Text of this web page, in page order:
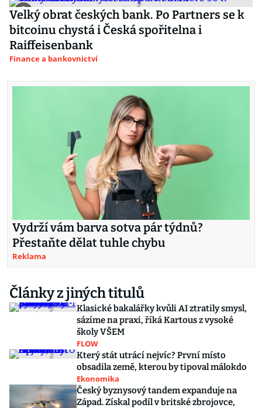
Velký obrat českých bank. Po Partners se k
bitcoinu chystá i Česká spořitelna i
Raiffeisenbank
Finance a bankovnictví
Vydrží vám barva sotva pár týdnů?
Přestaňte dělat tuhle chybu
Reklama
Články z jiných titulů
Klasické bakalářky kvůli AI ztratily smysl,
sázíme na praxi, říká Kartous z vysoké
školy VŠEM
FLOW
Který stát utrácí nejvíc? První místo
obsadila země, kterou by tipoval málokdo
Ekonomika
Český byznysový tandem expanduje na
Západ. Získal podíl v britské zbrojovce,